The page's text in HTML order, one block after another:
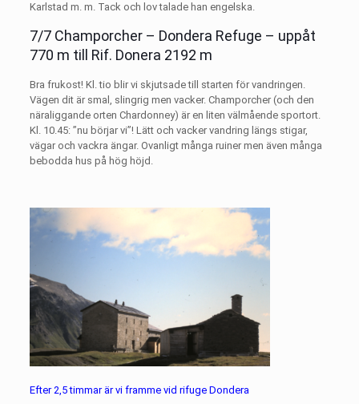
Karlstad m. m. Tack och lov talade han engelska.
7/7 Champorcher – Dondera Refuge – uppåt
770 m till Rif. Donera 2192 m
Bra frukost! Kl. tio blir vi skjutsade till starten för vandringen.
Vägen dit är smal, slingrig men vacker. Champorcher (och den
näraliggande orten Chardonney) är en liten välmående sportort.
Kl. 10.45: ”nu börjar vi”! Lätt och vacker vandring längs stigar,
vägar och vackra ängar. Ovanligt många ruiner men även många
bebodda hus på hög höjd.
Efter 2,5 timmar är vi framme vid rifuge Dondera